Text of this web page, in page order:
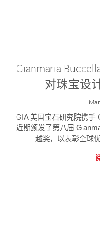
Gianmaria
对珠宝设
GIA 美国宝石研究院携手
近期颁发了第八届
越奖，以表彰全球